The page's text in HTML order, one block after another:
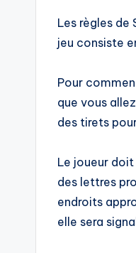
Les règles de
jeu consiste
Pour
que vous
des tirets
Le joueur doit
des lettres
endroits
elle sera